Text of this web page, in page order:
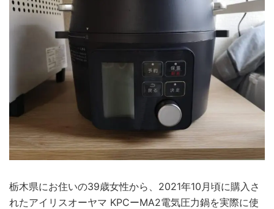
栃木県にお住いの39歳女性から、2021年10月頃に購入さ
れたアイリスオーヤマ KPCーMA2電気圧力鍋を実際に使